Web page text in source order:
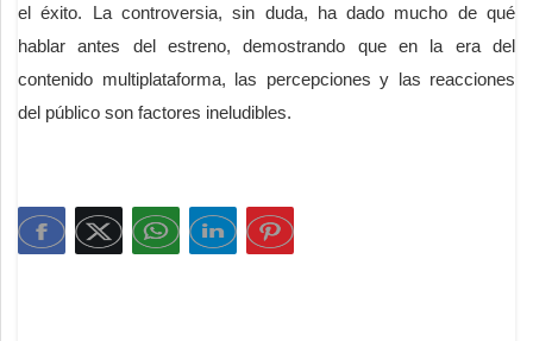
el éxito. La controversia, sin duda, ha dado mucho de qué
hablar antes del estreno, demostrando que en la era del
contenido multiplataforma, las percepciones y las reacciones
del público son factores ineludibles.